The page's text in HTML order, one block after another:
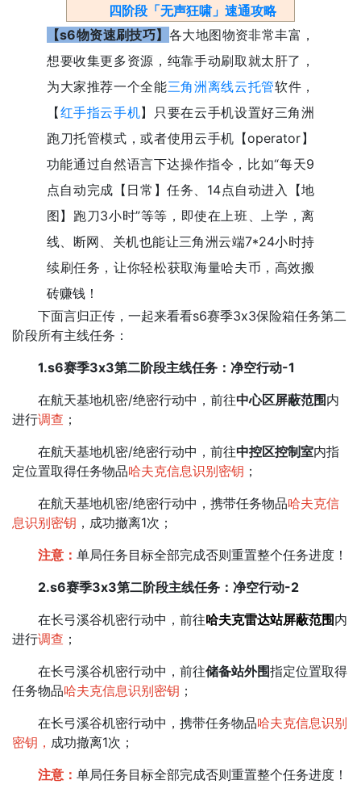
四阶段「无声狂啸」速通攻略
【s6物资速刷技巧】 各大地图物资非常丰富，
想要收集更多资源，纯靠手动刷取就太肝了，
为大家推荐一个全能三角洲离线云托管软件，
【红手指云手机】只要在云手机设置好三角洲
跑刀托管模式，或者使用云手机【operator】
功能通过自然语言下达操作指令，比如“每天9
点自动完成【日常】任务、14点自动进入【地
图】跑刀3小时”等等，即使在上班、上学，离
线、断网、关机也能让三角洲云端7*24小时持
续刷任务，让你轻松获取海量哈夫币，高效搬
砖赚钱！
下面言归正传，一起来看看s6赛季3x3保险箱任务第二
阶段所有主线任务：
1.s6赛季3x3第二阶段主线任务：净空行动-1
在航天基地机密/绝密行动中，前往中心区屏蔽范围内
进行调查 ；
在航天基地机密/绝密行动中，前往中控区控制室内指
定位置取得任务物品哈夫克信息识别密钥 ；
在航天基地机密/绝密行动中，携带任务物品哈夫克信
息识别密钥 ，成功撤离1次；
注意： 单局任务目标全部完成否则重置整个任务进度！
2.s6赛季3x3第二阶段主线任务：净空行动-2
在长弓溪谷机密行动中，前往哈夫克雷达站屏蔽范围内
进行调查 ；
在长弓溪谷机密行动中，前往储备站外围指定位置取得
任务物品哈夫克信息识别密钥 ；
在长弓溪谷机密行动中，携带任务物品哈夫克信息识别
密钥， 成功撤离1次；
注意： 单局任务目标全部完成否则重置整个任务进度！